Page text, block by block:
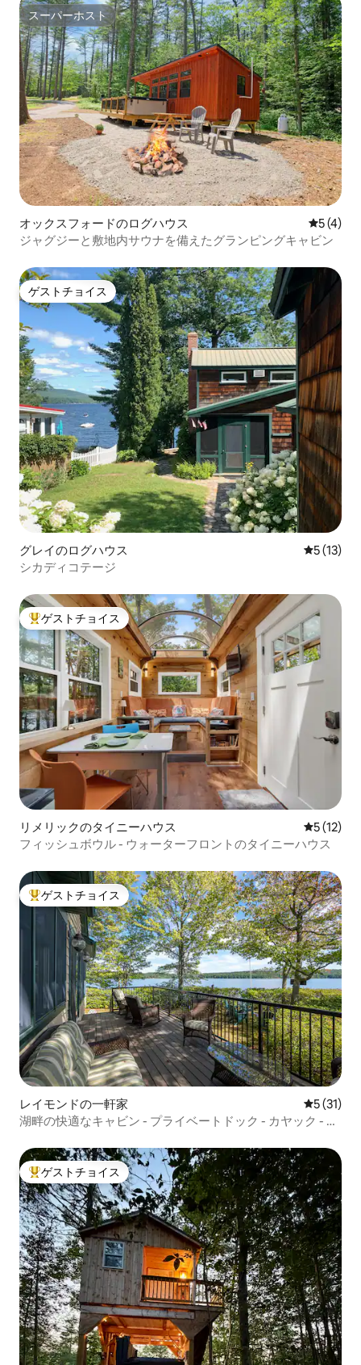
スーパーホスト
スーパーホスト
オックスフォードのログハウス レビュー
5 (4)
ジャグジーと敷地内サウナを備えたグランピングキャビン
ゲストチョイス
ゲストチョイス
グレイのログハウス レビュー
5 (13)
シカディコテージ
大好評のゲストチョイスです。
ゲストチョイス
リメリックのタイニーハウス レビュー
5 (12)
フィッシュボウル - ウォーターフロントのタイニーハウス
大好評のゲストチョイスです。
ゲストチョイス
レイモンドの一軒家 レビュー
5 (31)
湖畔の快適なキャビン - プライベートドック - カヤック - 焚
大好評のゲストチョイスです。
ゲストチョイス